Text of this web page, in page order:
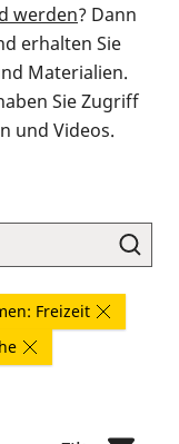
werden? Dann
erhalten Sie
Materialien.
Sie Zugriff
und Videos.
Freizeit